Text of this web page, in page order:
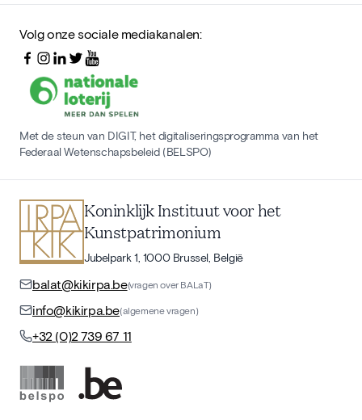
Volg onze sociale mediakanalen:
Met de steun van DIGIT, het digitaliseringsprogramma van het
Federaal Wetenschapsbeleid (BELSPO)
Koninklijk Instituut voor het
Kunstpatrimonium
Jubelpark 1, 1000 Brussel, België
balat@kikirpa.be(vragen over BALaT)
info@kikirpa.be(algemene vragen)
+32 (0)2 739 67 11